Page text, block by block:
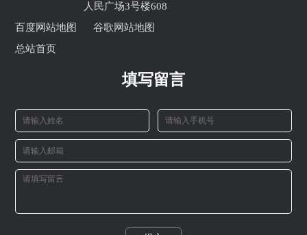
人民广场3号楼608
百度网站地图
谷歌网站地图
总站首页
填写留言